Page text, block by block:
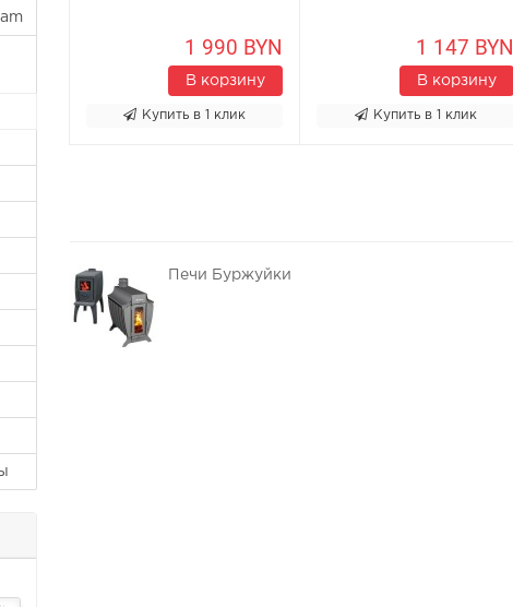
1 990 BYN
В корзину
Купить в 1 клик
1 147 BYN
В корзину
Купить в 1 клик
Печи Буржуйки